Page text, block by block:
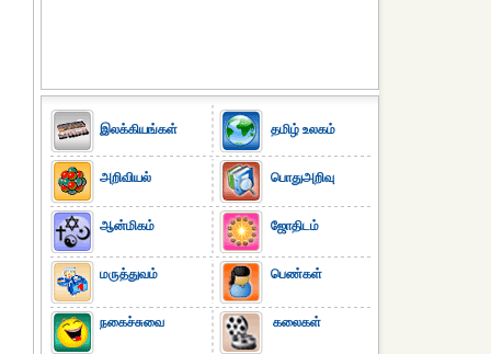
இலக்கியங்கள்
அறிவியல்
ஆன்மிகம்
மருத்துவம்
நகைச்சுவை
தமிழ் உலகம்
பொதுஅறிவு
ஜோதிடம்
பெண்கள்
கலைகள்